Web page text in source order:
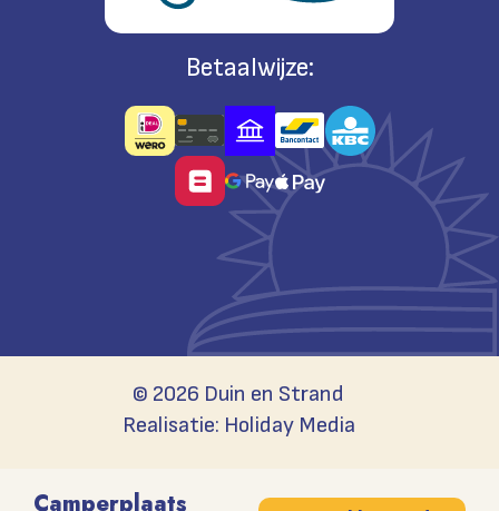
Camperplaats
Betaalwijze:
© 2026 Duin en Strand
Realisatie: Holiday Media